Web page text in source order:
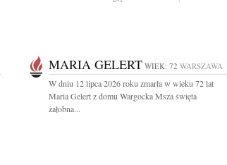
MARIA GELERT WIEK: 72 WARSZAWA
W dniu 12 lipca 2026 roku zmarła w wieku 72 lat
Maria Gelert z domu Wargocka Msza święta
żałobna...